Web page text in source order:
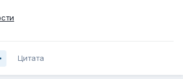
Цитата